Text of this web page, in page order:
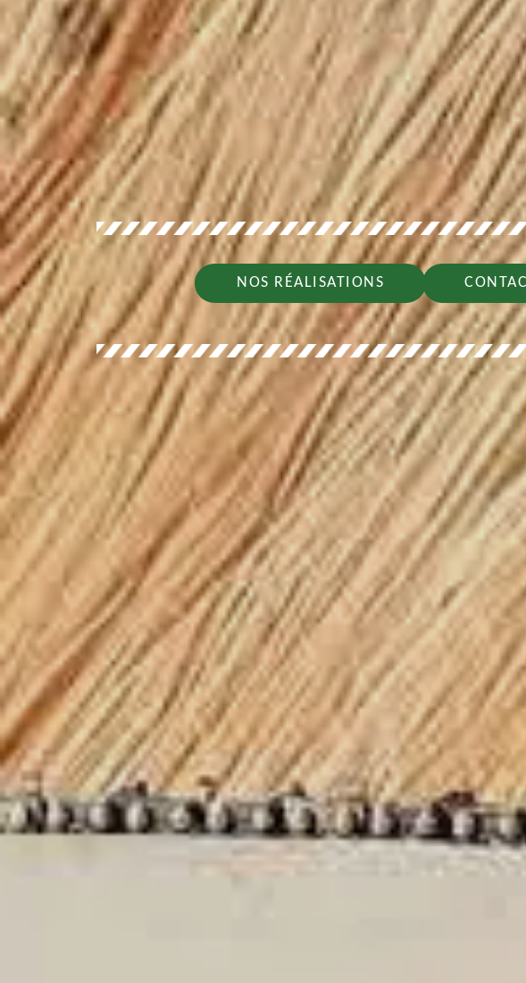
NOS RÉALISATIONS